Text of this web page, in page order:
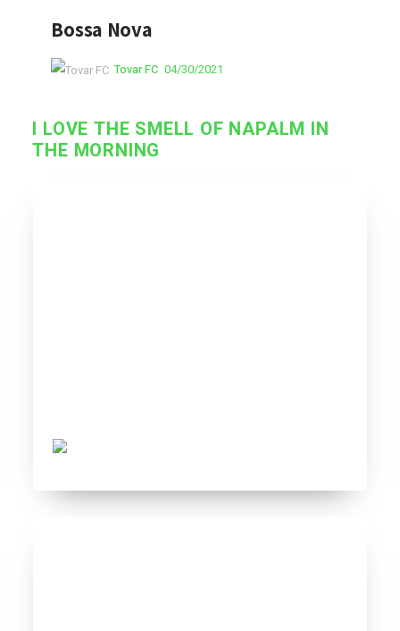
Bossa Nova
Tovar FC 04/30/2021
I LOVE THE SMELL OF NAPALM IN
THE MORNING